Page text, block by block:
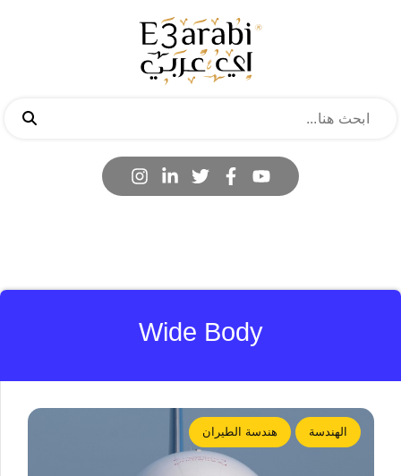
Wide Body
الهندسة هندسة الطيران